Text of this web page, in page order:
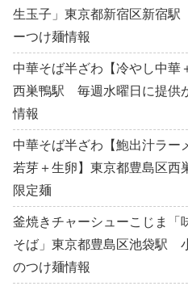
生玉子」東京都新宿区新宿
ーつけ麺情報
中華そば半ざわ【冷やし中華
西巣鴨駅 毎週水曜日に提供
情報
中華そば半ざわ【鮑出汁ラー
若芽＋生卵】東京都豊島区
限定麺
釜焼きチャーシューこじま「
そば」東京都豊島区池袋駅
のつけ麺情報